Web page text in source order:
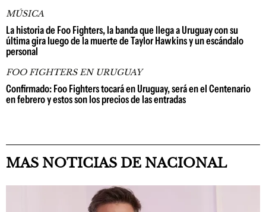
MÚSICA
La historia de Foo Fighters, la banda que llega a Uruguay con su
última gira luego de la muerte de Taylor Hawkins y un escándalo
personal
FOO FIGHTERS EN URUGUAY
Confirmado: Foo Fighters tocará en Uruguay, será en el Centenario
en febrero y estos son los precios de las entradas
MAS NOTICIAS DE NACIONAL